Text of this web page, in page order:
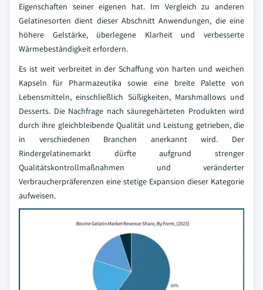
Eigenschaften seiner eigenen hat. Im Vergleich zu anderen
Gelatinesorten dient dieser Abschnitt Anwendungen, die eine
höhere Gelstärke, überlegene Klarheit und verbesserte
Wärmebeständigkeit erfordern.
Es ist weit verbreitet in der Schaffung von harten und weichen
Kapseln für Pharmazeutika sowie eine breite Palette von
Lebensmitteln, einschließlich Süßigkeiten, Marshmallows und
Desserts. Die Nachfrage nach säuregehärteten Produkten wird
durch ihre gleichbleibende Qualität und Leistung getrieben, die
in verschiedenen Branchen anerkannt wird. Der
Rindergelatinemarkt dürfte aufgrund strenger
Qualitätskontrollmaßnahmen und veränderter
Verbraucherpräferenzen eine stetige Expansion dieser Kategorie
aufweisen.